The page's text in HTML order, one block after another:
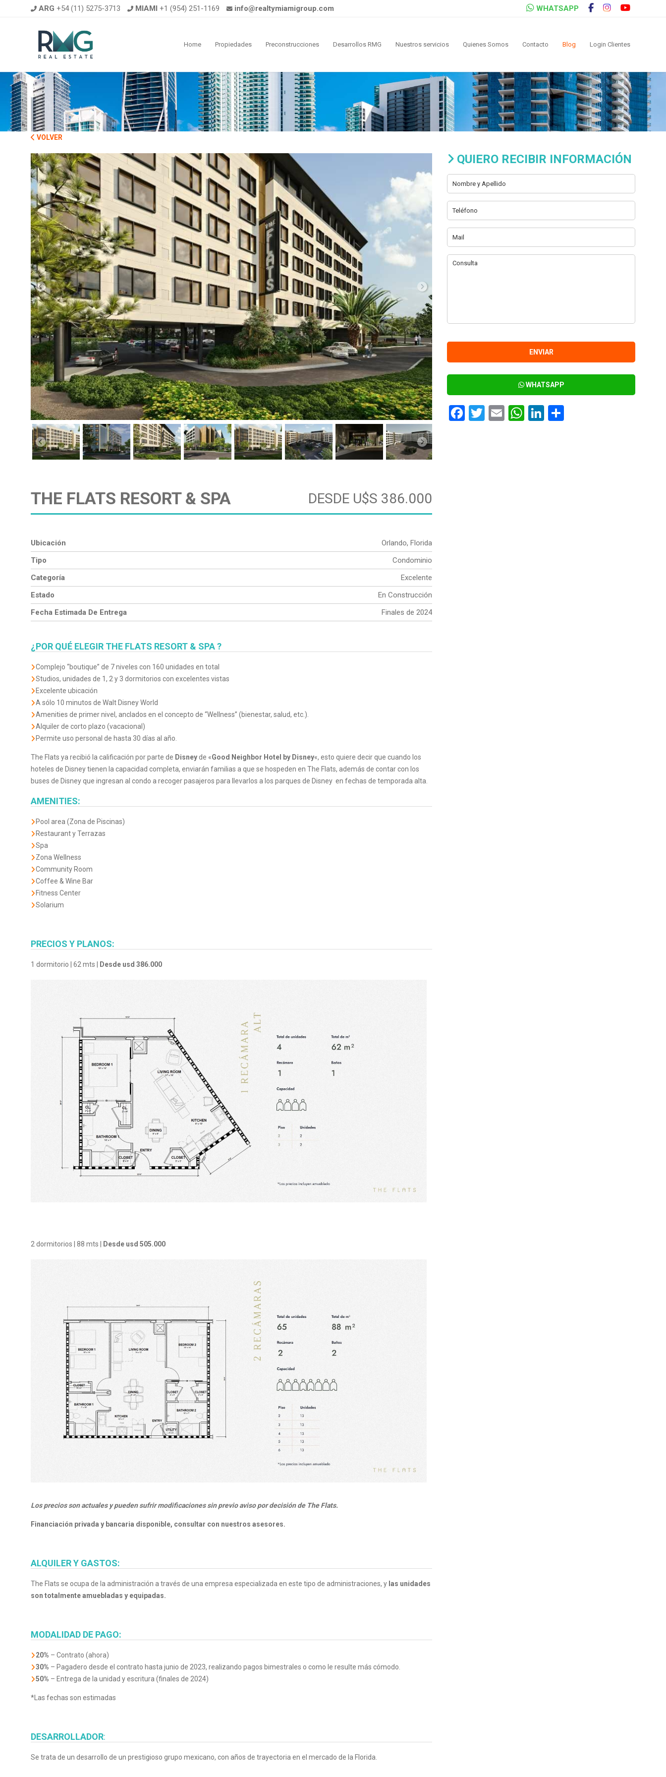
ARG +54 (11) 5275-3713 MIAMI +1 (954) 251-1169 info@realtymiamigroup.com WHATSAPP
Home Propiedades Preconstrucciones Desarrollos RMG Nuestros servicios Quienes Somos Contacto Blog Login Clientes
VOLVER
THE FLATS RESORT & SPA DESDE U$S 386.000
Ubicación
Orlando, Florida
Tipo
Condominio
Categoría
Excelente
Estado
En Construcción
Fecha Estimada De Entrega
Finales de 2024
¿POR QUÉ ELEGIR THE FLATS RESORT & SPA?
Complejo “boutique” de 7 niveles con 160 unidades en total
Studios, unidades de 1, 2 y 3 dormitorios con excelentes vistas
Excelente ubicación
A sólo 10 minutos de Walt Disney World
Amenities de primer nivel, anclados en el concepto de “Wellness” (bienestar, salud, etc.).
Alquiler de corto plazo (vacacional)
Permite uso personal de hasta 30 días al año.
The Flats ya recibió la calificación por parte de Disneyde «Good Neighbor Hotel by Disney«, esto quiere decir que cuando los
hoteles de Disney tienen la capacidad completa, enviarán familias a que se hospeden en The Flats, además de contar con los
buses de Disney que ingresan al condo a recoger pasajeros para llevarlos a los parques de Disney en fechas de temporada alta.
AMENITIES:
Pool area (Zona de Piscinas)
Restaurant y Terrazas
Spa
Zona Wellness
Community Room
Coffee & Wine Bar
Fitness Center
Solarium
PRECIOS Y PLANOS:
1 dormitorio | 62 mts | Desde usd 386.000
2 dormitorios | 88 mts | Desde usd 505.000
Los precios son actuales y pueden sufrir modificaciones sin previo aviso por decisión de The Flats.
Financiación privada y bancaria disponible, consultar con nuestros asesores.
ALQUILER Y GASTOS:
The Flats se ocupa de la administración a través de una empresa especializada en este tipo de administraciones, y las unidades
son totalmente amuebladas y equipadas.
MODALIDAD DE PAGO:
20% – Contrato (ahora)
30% – Pagadero desde el contrato hasta junio de 2023, realizando pagos bimestrales o como le resulte más cómodo.
50% – Entrega de la unidad y escritura (finales de 2024)
*Las fechas son estimadas
DESARROLLADOR:
Se trata de un desarrollo de un prestigioso grupo mexicano, con años de trayectoria en el mercado de la Florida.
QUIERO RECIBIR INFORMACIÓN
WHATSAPP
Facebook
Twitter
EmailWhatsApp
LinkedIn